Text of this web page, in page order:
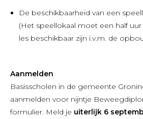
De beschikbaarheid van een
(Het speellokaal moet een half
les beschikbaar zijn i.v.m. de
Aanmelden
Basisscholen in de gemeente
aanmelden voor nijntje
formulier. Meld je uiterlijk 6